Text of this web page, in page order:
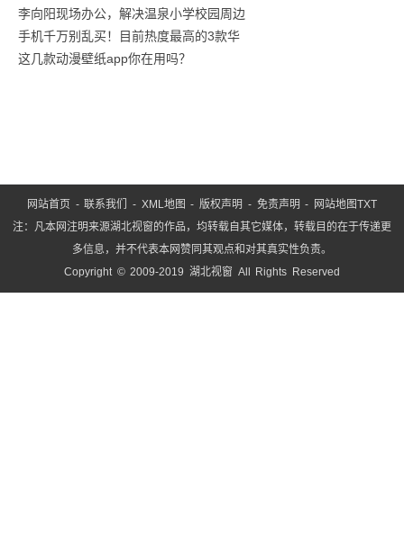
商汤
李向阳现场办公，解决温泉小学校园周边
手机千万别乱买！目前热度最高的3款华
这几款动漫壁纸app你在用吗？
网站首页 -联系我们 - XML地图 -版权声明 - 免责声明 - 网站地图TXT
注：凡本网注明来源湖北视窗的作品，均转载自其它媒体，转载目的在于传递更
多信息，并不代表本网赞同其观点和对其真实性负责。
Copyright © 2009-2019 湖北视窗 All Rights Reserved